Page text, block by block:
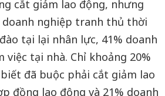
cắt giảm lao động, nhưng
doanh nghiệp tranh thủ thời
tại lại nhân lực, 41% doanh
việc tại nhà. Chỉ khoảng 20%
đã buộc phải cắt giảm lao
đồng lao động và 21% doanh